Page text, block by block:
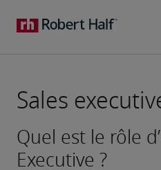
Sales
Quel est le rôle
Executive ?